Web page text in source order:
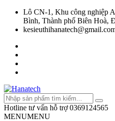
Lô CN-1, Khu công nghiệp
Bình, Thành phố Biên Hoà,
Hotline tư vấn hỗ trợ 0369124565
MENUMENU